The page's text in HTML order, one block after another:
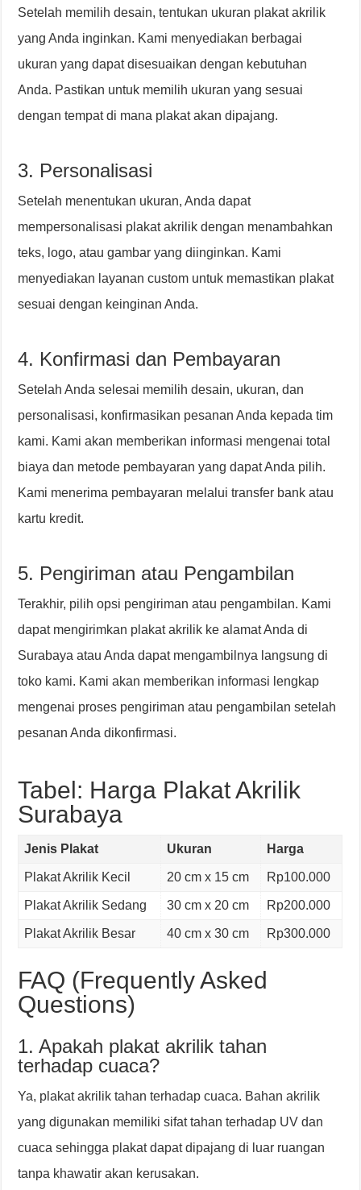
Setelah memilih desain, tentukan ukuran plakat akrilik
yang Anda inginkan. Kami menyediakan berbagai
ukuran yang dapat disesuaikan dengan kebutuhan
Anda. Pastikan untuk memilih ukuran yang sesuai
dengan tempat di mana plakat akan dipajang.
3. Personalisasi
Setelah menentukan ukuran, Anda dapat
mempersonalisasi plakat akrilik dengan menambahkan
teks, logo, atau gambar yang diinginkan. Kami
menyediakan layanan custom untuk memastikan plakat
sesuai dengan keinginan Anda.
4. Konfirmasi dan Pembayaran
Setelah Anda selesai memilih desain, ukuran, dan
personalisasi, konfirmasikan pesanan Anda kepada tim
kami. Kami akan memberikan informasi mengenai total
biaya dan metode pembayaran yang dapat Anda pilih.
Kami menerima pembayaran melalui transfer bank atau
kartu kredit.
5. Pengiriman atau Pengambilan
Terakhir, pilih opsi pengiriman atau pengambilan. Kami
dapat mengirimkan plakat akrilik ke alamat Anda di
Surabaya atau Anda dapat mengambilnya langsung di
toko kami. Kami akan memberikan informasi lengkap
mengenai proses pengiriman atau pengambilan setelah
pesanan Anda dikonfirmasi.
Tabel: Harga Plakat Akrilik
Surabaya
Jenis Plakat Ukuran Harga
Plakat Akrilik Kecil 20 cm x 15 cm Rp100.000
Plakat Akrilik Sedang 30 cm x 20 cm Rp200.000
Plakat Akrilik Besar 40 cm x 30 cm Rp300.000
FAQ (Frequently Asked
Questions)
1. Apakah plakat akrilik tahan
terhadap cuaca?
Ya, plakat akrilik tahan terhadap cuaca. Bahan akrilik
yang digunakan memiliki sifat tahan terhadap UV dan
cuaca sehingga plakat dapat dipajang di luar ruangan
tanpa khawatir akan kerusakan.